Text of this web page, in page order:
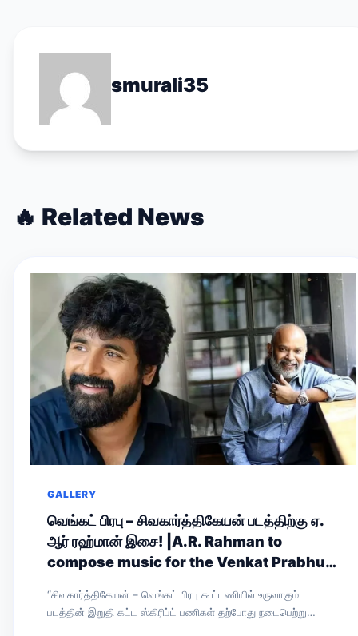
smurali35
🔥 Related News
GALLERY
வெங்கட் பிரபு – சிவகார்த்திகேயன் படத்திற்கு ஏ.
ஆர் ரஹ்மான் இசை! |A.R. Rahman to
compose music for the Venkat Prabhu–
“சிவகார்த்திகேயன் – வெங்கட் பிரபு கூட்டணியில் உருவாகும்
படத்தின் இறுதி கட்ட ஸ்கிரிப்ட் பணிகள் தற்போது நடைபெற்று